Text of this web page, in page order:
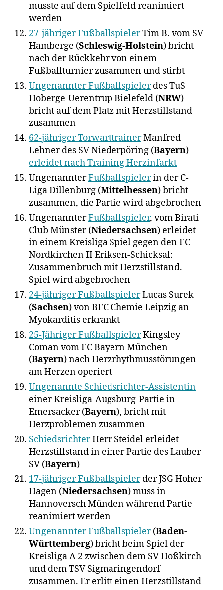
musste auf dem Spielfeld reanimiert
werden
27-jähriger FußballspielerTim B. vom SV
Hamberge (Schleswig-Holstein) bricht
nach der Rückkehr von einem
Fußballturnier zusammen und stirbt
Ungenannter Fußballspielerdes TuS
Hoberge-Uerentrup Bielefeld (NRW)
bricht auf dem Platz mit Herzstillstand
zusammen
62-jähriger TorwarttrainerManfred
Lehner des SV Niederpöring (Bayern)
erleidet nach Training Herzinfarkt
UngenannterFußballspielerin der C-
Liga Dillenburg (Mittelhessen) bricht
zusammen, die Partie wird abgebrochen
UngenannterFußballspieler, vom Birati
Club Münster (Niedersachsen) erleidet
in einem Kreisliga Spiel gegen den FC
Nordkirchen II Eriksen-Schicksal:
Zusammenbruch mit Herzstillstand.
Spiel wird abgebrochen
24-jähriger FußballspielerLucas Surek
(Sachsen) von BFC Chemie Leipzig an
Myokarditis erkrankt
25-Jähriger FußballspielerKingsley
Coman vom FC Bayern München
(Bayern) nach Herzrhythmusstörungen
am Herzen operiert
Ungenannte Schiedsrichter-Assistentin
einer Kreisliga-Augsburg-Partie in
Emersacker (Bayern), bricht mit
Herzproblemen zusammen
SchiedsrichterHerr Steidel erleidet
Herzstillstand in einer Partie des Lauber
SV (Bayern)
17-jähriger Fußballspielerder JSG Hoher
Hagen (Niedersachsen) muss in
Hannoversch Münden während Partie
reanimiert werden
Ungenannter Fußballspieler(Baden-
Württemberg) bricht beim Spiel der
Kreisliga A 2 zwischen dem SV Hoßkirch
und dem TSV Sigmaringendorf
zusammen. Er erlitt einen Herzstillstand